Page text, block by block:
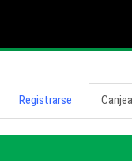
Registrarse